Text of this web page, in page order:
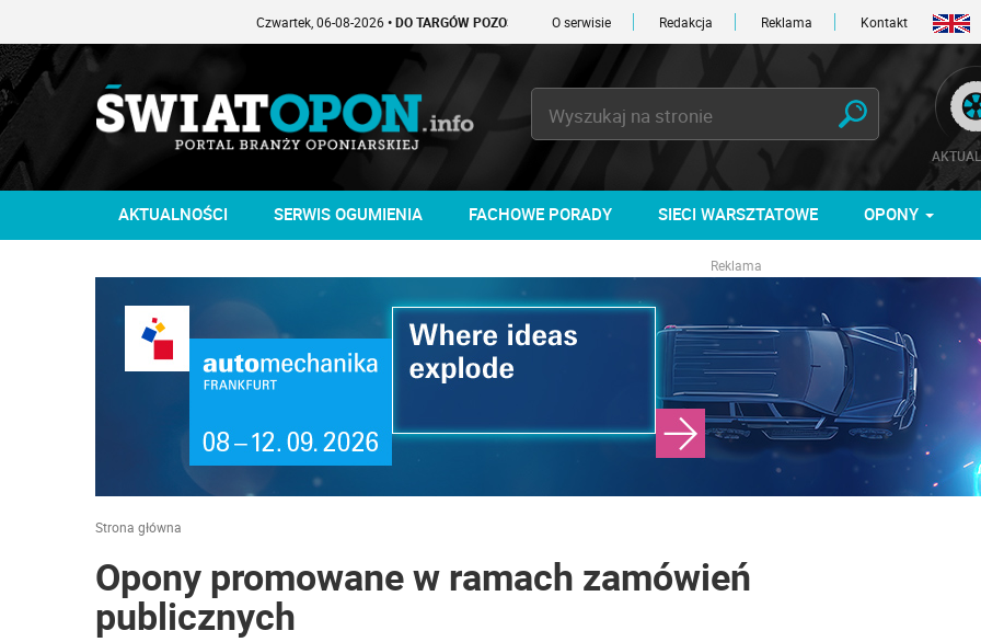
Czwartek, 06-08-2026• DO TARGÓW POZOSTAŁO -1 DNI O serwisie Redakcja Reklama Kontakt
AKTUALNOŚCI SERWIS OGUMIENIA FACHOWE PORADY SIECI WARSZTATOWE OPONY
Reklama
Strona główna
Opony promowane w ramach zamówień
publicznych